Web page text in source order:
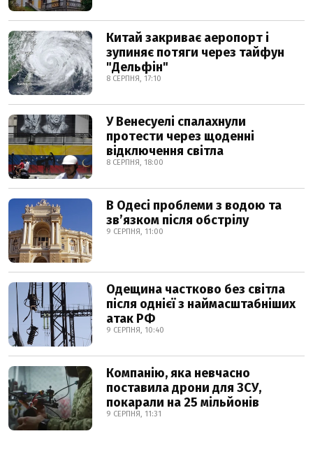
Китай закриває аеропорт і
зупиняє потяги через тайфун
"Дельфін"
8 СЕРПНЯ, 17:10
У Венесуелі спалахнули
протести через щоденні
відключення світла
8 СЕРПНЯ, 18:00
В Одесі проблеми з водою та
звʼязком після обстрілу
9 СЕРПНЯ, 11:00
Одещина частково без світла
після однієї з наймасштабніших
атак РФ
9 СЕРПНЯ, 10:40
Компанію, яка невчасно
поставила дрони для ЗСУ,
покарали на 25 мільйонів
9 СЕРПНЯ, 11:31